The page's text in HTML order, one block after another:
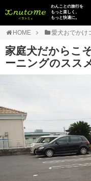
イヌトミィ
わんことの旅行を
もっと楽しく、
もっと快適に。
HOME 愛犬おでかけ
家庭犬だからこ
ーニングのスス